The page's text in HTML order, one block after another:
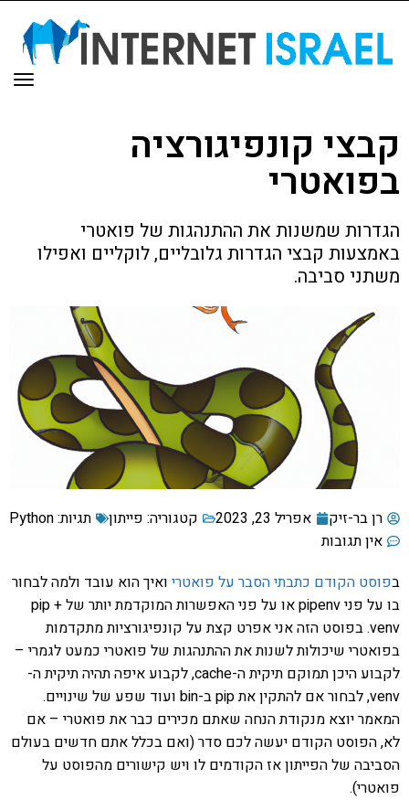
קבצי קונפיגורציה
בפואטרי
הגדרות שמשנות את ההתנהגות של פואטרי
באמצעות קבצי הגדרות גלובליים, לוקליים ואפילו
משתני סביבה.
רן בר-זיק אפריל 23, 2023 קטגוריה: פייתון תגיות:Python
אין תגובות
בפוסט הקודם כתבתי הסבר על פואטרי ואיך הוא עובד ולמה לבחור
בו על פני pipenv או על פני האפשרות המוקדמת יותר של pip +
venv. בפוסט הזה אני אפרט קצת על קונפיגורציות מתקדמות
בפואטרי שיכולות לשנות את ההתנהגות של פואטרי כמעט לגמרי –
לקבוע היכן תמוקם תיקית ה-cache, לקבוע איפה תהיה תיקית ה-
venv, לבחור אם להתקין את pip ב-bin ועוד שפע של שינויים.
המאמר יוצא מנקודת הנחה שאתם מכירים כבר את פואטרי – אם
לא, הפוסט הקודם יעשה לכם סדר (ואם בכלל אתם חדשים בעולם
הסביבה של הפייתון אז הקודמים לו ויש קישורים מהפוסט על
פואטרי).